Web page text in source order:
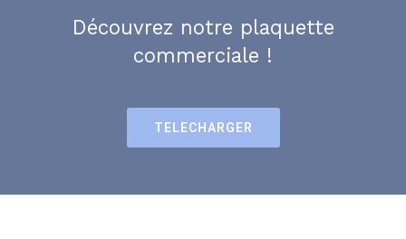
Découvrez notre plaquette
commerciale !
TELECHARGER